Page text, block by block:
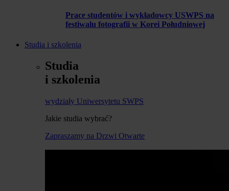
Prace studentów i wykładowcy USWPS na
festiwalu fotografii w Korei Południowej
Studia i szkolenia
Studia
i szkolenia
wydziały Uniwersytetu SWPS
Jakie studia wybrać?
Zapraszamy na Drzwi Otwarte